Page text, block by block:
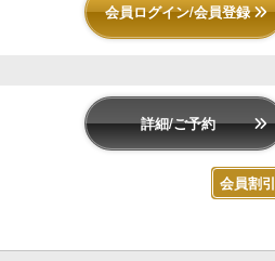
会員ログイン/会員登録
詳細/ご予約
会員割引